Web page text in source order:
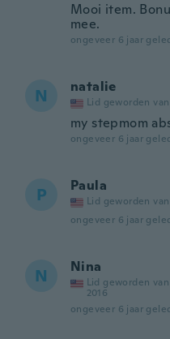
Mooi item.
mee.
ongeveer 6 jaar
N natalie
Lid geworden
my stepmom
ongeveer 6 jaar
P Paula
Lid geworden van
ongeveer 6 jaar
N Nina
Lid geworden van
2016
ongeveer 6 jaar